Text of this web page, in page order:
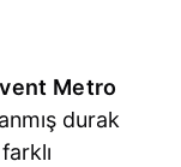
Metro
durak